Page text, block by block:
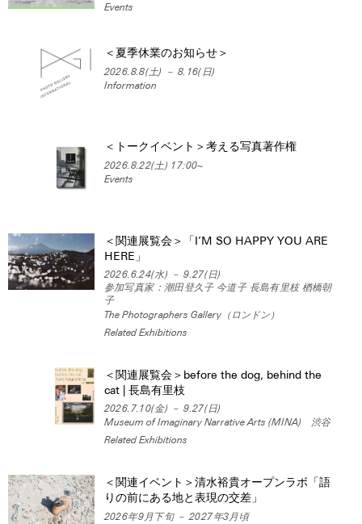
Events
＜夏季休業のお知らせ＞
2026.8.8(土) － 8.16(日)
Information
＜トークイベント＞考える写真著作権
2026.8.22(土) 17:00~
Events
＜関連展覧会＞「I’M SO HAPPY YOU ARE
HERE」
2026.6.24(水) － 9.27(日)
参加写真家：潮田登久子 今道子 長島有里枝 楢橋朝
子
The Photographers Gallery（ロンドン）
Related Exhibitions
＜関連展覧会＞before the dog, behind the
cat | 長島有里枝
2026.7.10(金) － 9.27(日)
Museum of Imaginary Narrative Arts (MINA) 渋谷
Related Exhibitions
＜関連イベント＞清水裕貴オープンラボ「語
りの前にある地と表現の交差」
2026年9月下旬 － 2027年3月頃